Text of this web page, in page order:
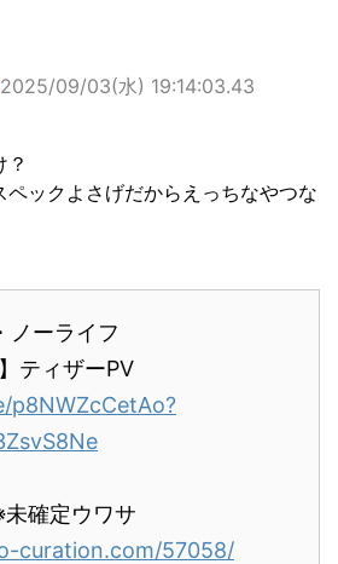
2025/09/03(水) 19:14:03.43
？
ペックよさげだからえっちなやつな
ノーライフ
ティザーPV
確定ウワサ
curation.com/57058/